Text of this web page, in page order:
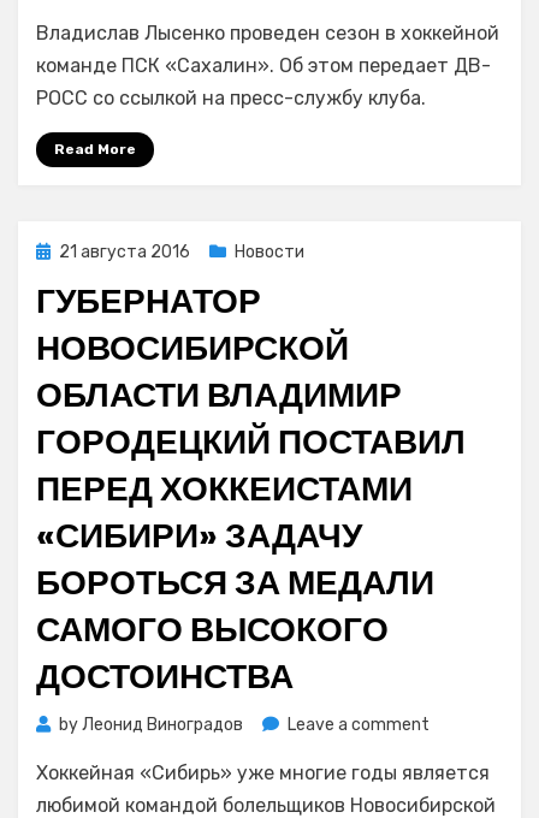
с
шайбой:
защитник
Владислав Лысенко проведен сезон в хоккейной
команде ПСК «Сахалин». Об этом передает ДВ-
РОСС со ссылкой на пресс-службу клуба.
Read More
Posted
21 августа 2016 Новости
ГУБЕРНАТОР
НОВОСИБИРСКОЙ
ОБЛАСТИ ВЛАДИМИР
ГОРОДЕЦКИЙ ПОСТАВИЛ
ПЕРЕД ХОККЕИСТАМИ
«СИБИРИ» ЗАДАЧУ
БОРОТЬСЯ ЗА МЕДАЛИ
САМОГО ВЫСОКОГО
ДОСТОИНСТВА
byЛеонид Виноградов Leave a comment
области
Хоккейная «Сибирь» уже многие годы является
любимой командой болельщиков Новосибирской